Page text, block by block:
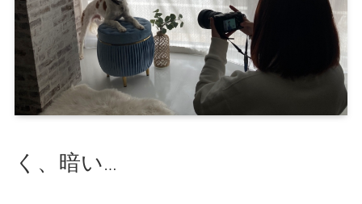
く、暗い …